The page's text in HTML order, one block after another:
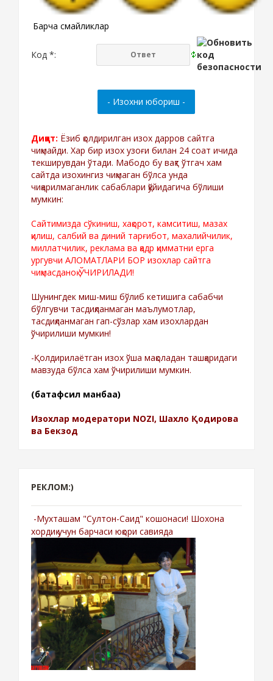
Барча смайликлар
Код *:
Диққат: Ёзиб қолдирилган изох дарров сайтга
чиқмайди. Хар бир изох узоғи билан 24 соат ичида
текширувдан ўтади. Мабодо бу вақт ўтгач хам
сайтда изохингиз чиқмаган бўлса унда
чиқарилмаганлик сабаблари қўйидагича бўлиши
мумкин:
Сайтимизда сўкиниш, хақорот, камситиш, мазах
қилиш, салбий ва диний тарғибот, махалийчилик,
миллатчилик, реклама ва қадр қимматни ерга
ургувчи АЛОМАТЛАРИ БОР изохлар сайтга
чиқмасданоқ ЎЧИРИЛАДИ!
Шунингдек миш-миш бўлиб кетишига сабабчи
бўлгувчи тасдиқланмаган маълумотлар,
тасдиқланмаган гап-сўзлар хам изохлардан
ўчирилиши мумкин!
-Қолдирилаётган изох ўша мақоладан ташқаридаги
мавзуда бўлса хам ўчирилиши мумкин.
(батафсил манбаа)
Изохлар модератори NOZI, Шахло Қодирова
ва Бекзод
РЕКЛОМ:)
-Мухташам "Султон-Саид" кошонаси! Шохона
хордиқ учун барчаси юқори савияда